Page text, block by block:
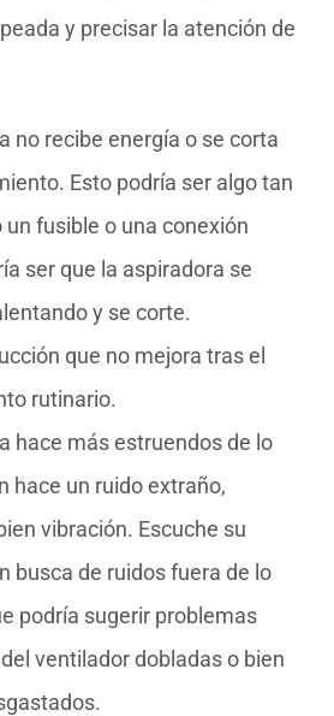
y precisar la atención de
no recibe energía o se corta
Esto podría ser algo tan
fusible o una conexión
ser que la aspiradora se
y se corte.
que no mejora tras el
rutinario.
hace más estruendos de lo
hace un ruido extraño,
vibración. Escuche su
busca de ruidos fuera de lo
podría sugerir problemas
ventilador dobladas o bien